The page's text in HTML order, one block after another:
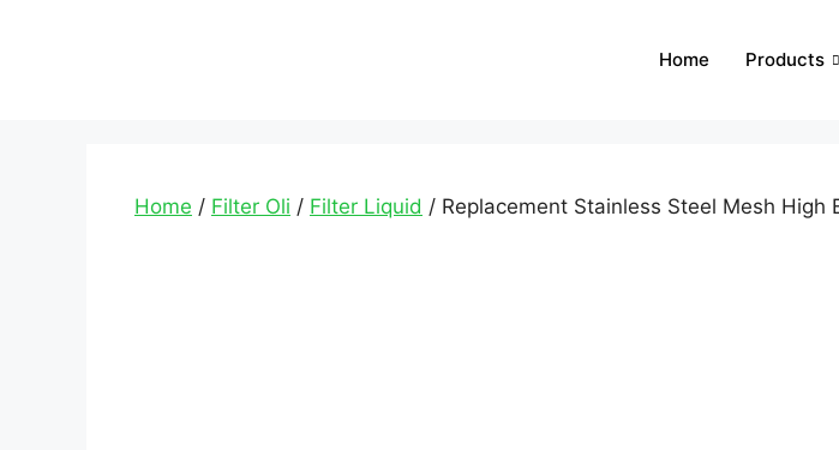
Home Products
Home / Filter Oli / Filter Liquid / Replacement Stainless Steel Mesh High